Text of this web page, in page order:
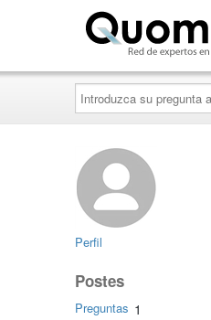
Introduzca
su
pregunta
aquí...
Perfil
Postes
Preguntas 1